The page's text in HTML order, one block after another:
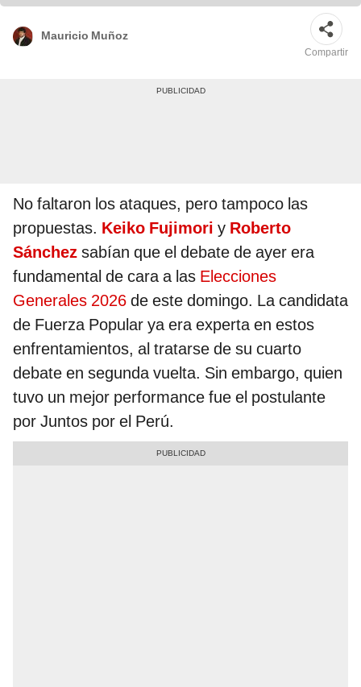
Mauricio Muñoz
Compartir
No faltaron los ataques, pero tampoco las
propuestas. Keiko Fujimori y Roberto
Sánchez sabían que el debate de ayer era
fundamental de cara a las Elecciones
Generales 2026 de este domingo. La candidata
de Fuerza Popular ya era experta en estos
enfrentamientos, al tratarse de su cuarto
debate en segunda vuelta. Sin embargo, quien
tuvo un mejor performance fue el postulante
por Juntos por el Perú.